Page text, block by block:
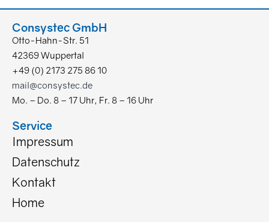
Consystec GmbH
Otto-Hahn-Str. 51
42369 Wuppertal
+49 (0) 2173 275 86 10
mail@consystec.de
Mo. – Do. 8 – 17 Uhr, Fr. 8 – 16 Uhr
Service
Impressum
Datenschutz
Kontakt
Home